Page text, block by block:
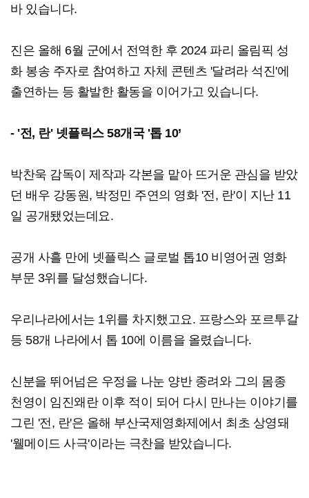
바 있습니다.
진은 올해 6월 군에서 전역한 후 2024 파리 올림픽 성
화 봉송 주자로 참여하고 자체 콘텐츠 '달려라 석진'에
출연하는 등 활발한 활동을 이어가고 있습니다.
- '전, 란' 넷플릭스 58개국 '톱 10’
박찬욱 감독이 제작과 각본을 맡아 뜨거운 관심을 받았
던 배우 강동원, 박정민 주연의 영화 '전, 란'이 지난 11
일 공개됐었는데요.
공개 사흘 만에 넷플릭스 글로벌 톱10 비영어권 영화
부문 3위를 달성했습니다.
우리나라에서는 1위를 차지했고요. 프랑스와 포르투갈
등 58개 나라에서 톱 10에 이름을 올렸습니다.
신분을 뛰어넘은 우정을 나눈 양반 종려와 그의 몸종
천영이 임진왜란 이후 적이 되어 다시 만나는 이야기를
그린 '전, 란'은 올해 부산국제영화제에서 최초 상영돼
'웰메이드 사극'이라는 극찬을 받았습니다.